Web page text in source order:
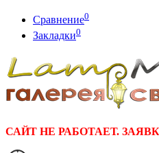
Сравнение0
Закладки0
САЙТ НЕ РАБОТАЕТ.